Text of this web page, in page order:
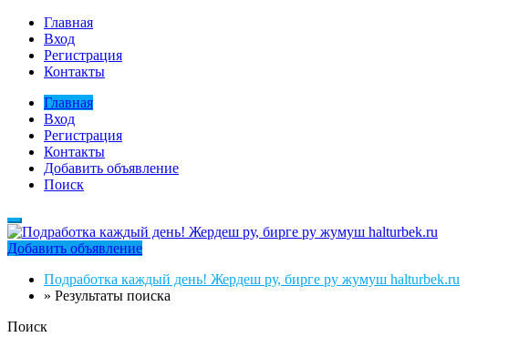
Главная
Вход
Регистрация
Контакты
Главная
Вход
Регистрация
Контакты
Добавить объявление
Поиск
Добавить объявление
Подработка каждый день! Жердеш ру, бирге ру жумуш halturbek.ru
» Результаты поиска
Поиск